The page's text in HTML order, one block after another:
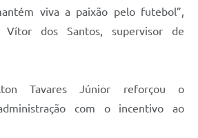
viva a paixão pelo futebol”,
Vítor dos Santos, supervisor de
Tavares Júnior reforçou o
com o incentivo ao